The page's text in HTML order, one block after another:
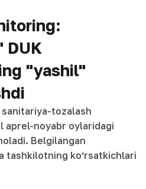
DUK
"yashil"
tozalash
aprel-noyabr oylaridagi
Belgilangan
tashkilotning ko‘rsatkichlari